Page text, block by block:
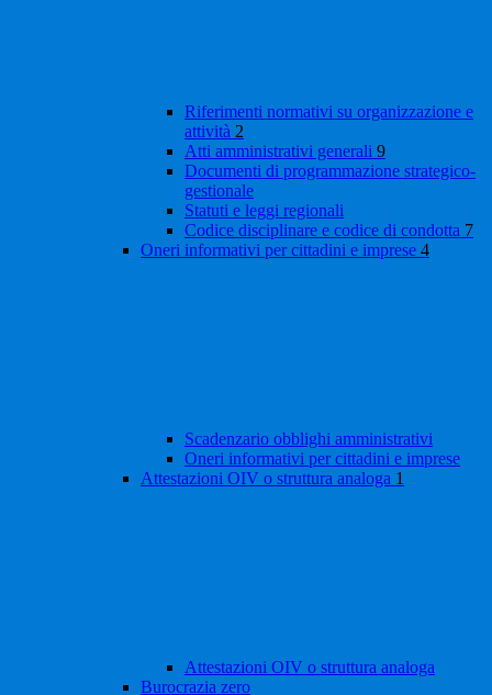
Riferimenti normativi su organizzazione e
attività 2
Atti amministrativi generali 9
Documenti di programmazione strategico-
gestionale
Statuti e leggi regionali
Codice disciplinare e codice di condotta 7
Oneri informativi per cittadini e imprese 4
Scadenzario obblighi amministrativi
Oneri informativi per cittadini e imprese
Attestazioni OIV o struttura analoga 1
Attestazioni OIV o struttura analoga
Burocrazia zero